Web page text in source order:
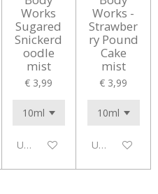
Works
Sugared
Snickerd
oodle
mist
€ 3,99
Uitgeschakeld
Works -
Strawber
ry Pound
Cake
mist
€ 3,99
Uitgeschakeld